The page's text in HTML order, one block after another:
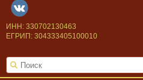
ИНН: 330702130463
ЕГРИП: 304333405100010